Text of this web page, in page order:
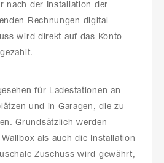
nach der Installation der
Rechnungen digital
wird direkt auf das Konto
für Ladestationen an
und in Garagen, die zu
Grundsätzlich werden
als auch die Installation
Zuschuss wird gewährt,